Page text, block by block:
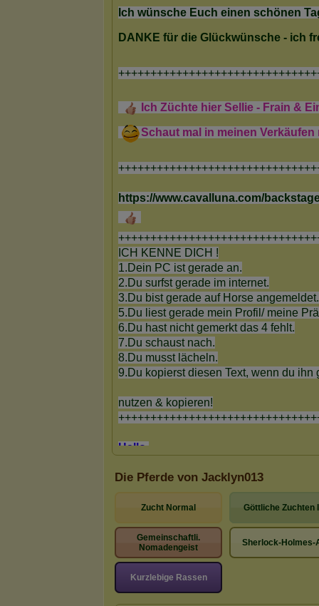
Die Pferde von Jacklyn013
Zucht Normal Göttliche Zuchten
Gemeinschaftli.
Nomadengeist
Sherlock-Holmes-
Kurzlebige Rassen